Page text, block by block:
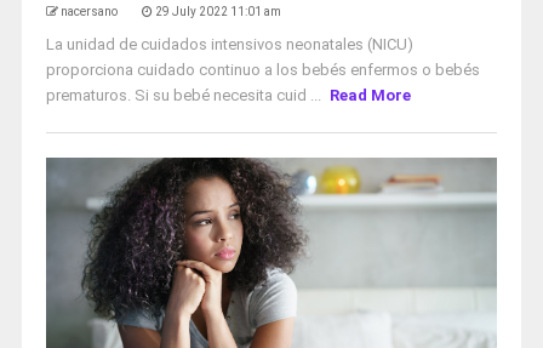
nacersano 29 July 2022 11:01 am
La unidad de cuidados intensivos neonatales (NICU)
proporciona cuidado continuo a los bebés enfermos o bebés
prematuros. Si su bebé necesita cuid ... Read More